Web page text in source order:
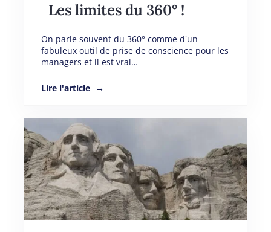
Les limites du 360° !
On parle souvent du 360° comme d'un
fabuleux outil de prise de conscience pour les
managers et il est vrai…
Lire l'article